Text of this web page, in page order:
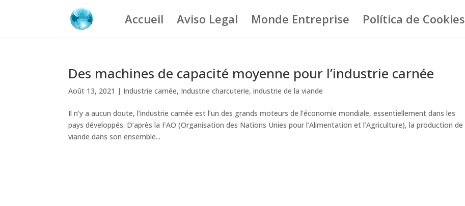
Accueil Aviso Legal Monde Entreprise Política de Cookies
Des machines de capacité moyenne pour l’industrie carnée
Août 13, 2021 | Industrie carnée, Industrie charcuterie,industrie de la viande
Il n’y a aucun doute, l’industrie carnée est l’un des grands moteurs de l’économie mondiale, essentiellement dans les
pays développés. D’après la FAO (Organisation des Nations Unies pour l’Alimentation et l’Agriculture), la production de
viande dans son ensemble...